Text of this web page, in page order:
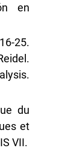
en
25.
du
et
VII.